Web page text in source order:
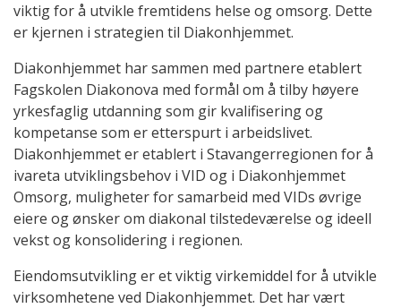
viktig for å utvikle fremtidens helse og omsorg. Dette
er kjernen i strategien til Diakonhjemmet.
Diakonhjemmet har sammen med partnere etablert
Fagskolen Diakonova med formål om å tilby høyere
yrkesfaglig utdanning som gir kvalifisering og
kompetanse som er etterspurt i arbeidslivet.
Diakonhjemmet er etablert i Stavangerregionen for å
ivareta utviklingsbehov i VID og i Diakonhjemmet
Omsorg, muligheter for samarbeid med VIDs øvrige
eiere og ønsker om diakonal tilstedeværelse og ideell
vekst og konsolidering i regionen.
Eiendomsutvikling er et viktig virkemiddel for å utvikle
virksomhetene ved Diakonhjemmet. Det har vært